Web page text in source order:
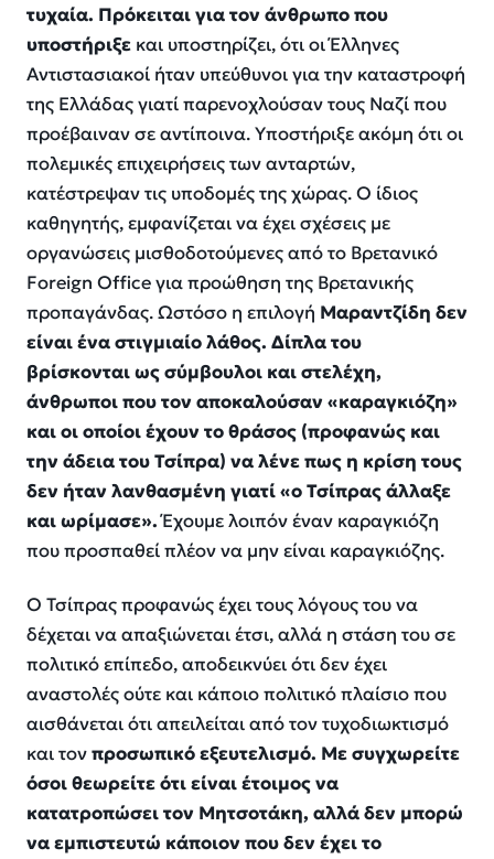
τυχαία. Πρόκειται για τον άνθρωπο που
υποστήριξε και υποστηρίζει, ότι οι Έλληνες
Αντιστασιακοί ήταν υπεύθυνοι για την καταστροφή
της Ελλάδας γιατί παρενοχλούσαν τους Ναζί που
προέβαιναν σε αντίποινα. Υποστήριξε ακόμη ότι οι
πολεμικές επιχειρήσεις των ανταρτών,
κατέστρεψαν τις υποδομές της χώρας. Ο ίδιος
καθηγητής, εμφανίζεται να έχει σχέσεις με
οργανώσεις μισθοδοτούμενες από το Βρετανικό
Foreign Office για προώθηση της Βρετανικής
προπαγάνδας. Ωστόσο η επιλογή Μαραντζίδη δεν
είναι ένα στιγμιαίο λάθος. Δίπλα του
βρίσκονται ως σύμβουλοι και στελέχη,
άνθρωποι που τον αποκαλούσαν «καραγκιόζη»
και οι οποίοι έχουν το θράσος (προφανώς και
την άδεια του Τσίπρα) να λένε πως η κρίση τους
δεν ήταν λανθασμένη γιατί «ο Τσίπρας άλλαξε
και ωρίμασε».Έχουμε λοιπόν έναν καραγκιόζη
που προσπαθεί πλέον να μην είναι καραγκιόζης.
Ο Τσίπρας προφανώς έχει τους λόγους του να
δέχεται να απαξιώνεται έτσι, αλλά η στάση του σε
πολιτικό επίπεδο, αποδεικνύει ότι δεν έχει
αναστολές ούτε και κάποιο πολιτικό πλαίσιο που
αισθάνεται ότι απειλείται από τον τυχοδιωκτισμό
και τονπροσωπικό εξευτελισμό. Με συγχωρείτε
όσοι θεωρείτε ότι είναι έτοιμος να
κατατροπώσει τον Μητσοτάκη, αλλά δεν μπορώ
να εμπιστευτώ κάποιον που δεν έχει το